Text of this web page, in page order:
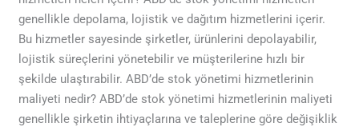
genellikle depolama, lojistik ve dağıtım hizmetlerini içerir.
Bu hizmetler sayesinde şirketler, ürünlerini depolayabilir,
lojistik süreçlerini yönetebilir ve müşterilerine hızlı bir
şekilde ulaştırabilir. ABD’de stok yönetimi hizmetlerinin
maliyeti nedir? ABD’de stok yönetimi hizmetlerinin maliyeti
genellikle şirketin ihtiyaçlarına ve taleplerine göre değişiklik